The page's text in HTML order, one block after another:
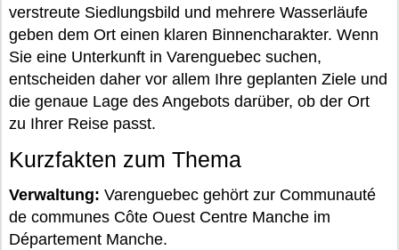
verstreute Siedlungsbild und mehrere Wasserläufe
geben dem Ort einen klaren Binnencharakter. Wenn
Sie eine Unterkunft in Varenguebec suchen,
entscheiden daher vor allem Ihre geplanten Ziele und
die genaue Lage des Angebots darüber, ob der Ort
zu Ihrer Reise passt.
Kurzfakten zum Thema
Verwaltung: Varenguebec gehört zur Communauté
de communes Côte Ouest Centre Manche im
Département Manche.